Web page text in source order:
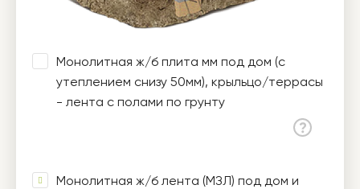
Монолитная ж/б плита мм под дом (с
утеплением снизу 50мм), крыльцо/террасы
- лента с полами по грунту
Монолитная ж/б лента (МЗЛ) под дом и